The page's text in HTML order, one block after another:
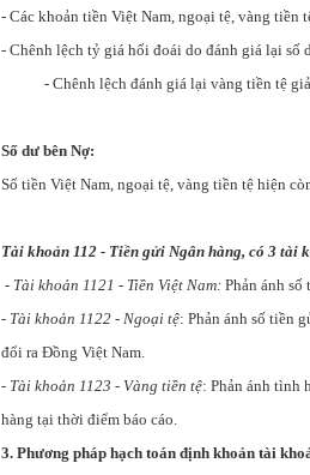
- Các khoản tiền Việt Nam, ngoại tệ, vàng tiền
- Chênh lệch tỷ giá hối đoái do đánh giá lại
- Chênh lệch đánh giá lại vàng tiền tệ
Số dư bên Nợ:
Số tiền Việt Nam, ngoại tệ, vàng tiền tệ hiện
Tài khoản 112 - Tiền gửi Ngân hàng, có 3 tài
- Tài khoản 1121 - Tiền Việt Nam: Phản ánh
- Tài khoản 1122 - Ngoại tệ: Phản ánh số tiền
đổi ra Đồng Việt Nam.
- Tài khoản 1123 - Vàng tiền tệ: Phản ánh tình
hàng tại thời điểm báo cáo.
3. Phương pháp hạch toán định khoản tài